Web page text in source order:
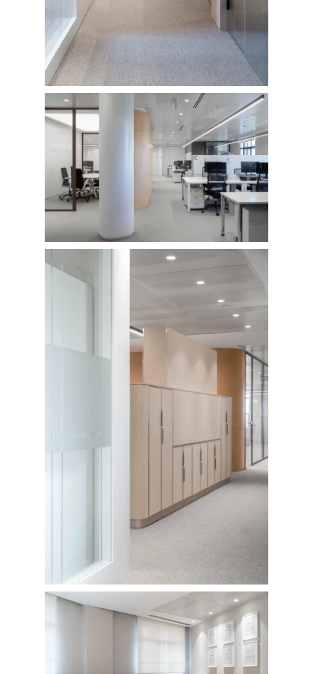
Fotografía de Interiores
Vivienda
Hoteles /
Oficinas
Retail
Fotografía Residencial
Fotografía Fase de
Fotografía de Stand
DRON
PERSONAL
PUBLICACIONES
PRINTS
SOBRE MÍ
CONTACTO